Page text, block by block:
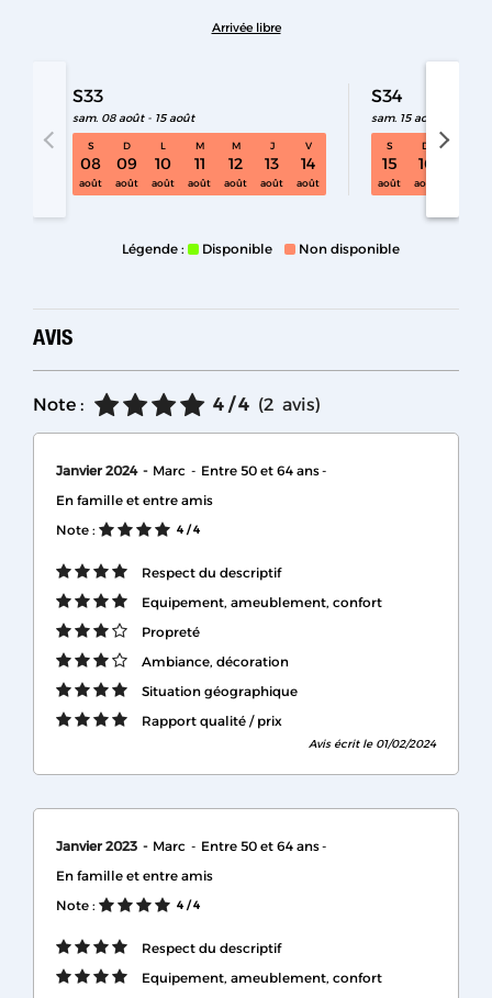
Arrivée libre
S33
sam. 08 août - 15 août
S
08
août
D
09
août
L
10
août
M
11
août
M
12
août
J
13
août
V
14
août
S34
sam. 15 août - 22 août
S
15
août
D
16
août
S33 sam. 08 août - 15 août
Légende : Disponible Non disponible
AVIS
Note : 4 / 4 (2 avis)
Janvier 2024 Marc
Entre 50 et 64 ans
En famille et entre amis
Note :
4 / 4
Respect du descriptif
Equipement, ameublement, confort
Propreté
Ambiance, décoration
Situation géographique
Rapport qualité / prix
Avis écrit le 01/02/2024
Janvier 2023 Marc
Entre 50 et 64 ans
En famille et entre amis
Note :
4 / 4
Respect du descriptif
Equipement, ameublement, confort